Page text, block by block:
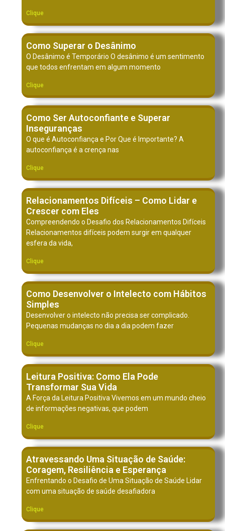
Clique
Como Superar o Desânimo
O Desânimo é Temporário O desânimo é um sentimento
que todos enfrentam em algum momento
Clique
Como Ser Autoconfiante e Superar
Inseguranças
O que é Autoconfiança e Por Que é Importante? A
autoconfiança é a crença nas
Clique
Relacionamentos Difíceis – Como Lidar e
Crescer com Eles
Compreendendo o Desafio dos Relacionamentos Difíceis
Relacionamentos difíceis podem surgir em qualquer
esfera da vida,
Clique
Como Desenvolver o Intelecto com Hábitos
Simples
Desenvolver o intelecto não precisa ser complicado.
Pequenas mudanças no dia a dia podem fazer
Clique
Leitura Positiva: Como Ela Pode
Transformar Sua Vida
A Força da Leitura Positiva Vivemos em um mundo cheio
de informações negativas, que podem
Clique
Atravessando Uma Situação de Saúde:
Coragem, Resiliência e Esperança
Enfrentando o Desafio de Uma Situação de Saúde Lidar
com uma situação de saúde desafiadora
Clique